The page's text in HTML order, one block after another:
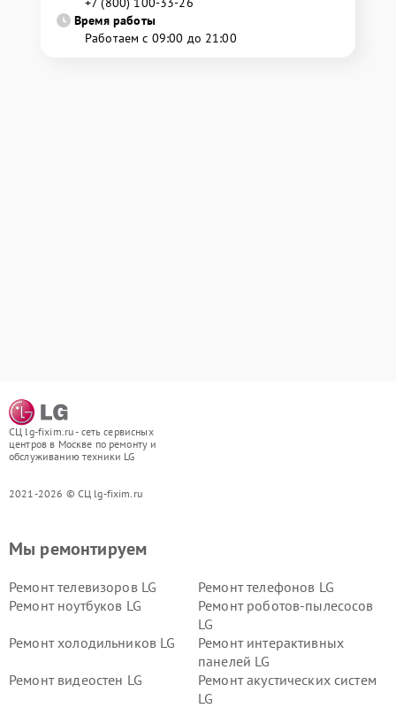
Время работы
Работаем с 09:00 до 21:00
СЦ lg-fixim.ru - сеть сервисных
центров в Москве по ремонту и
обслуживанию техники LG
2021-2026 © СЦ lg-fixim.ru
Мы ремонтируем
Ремонт телевизоров LG
Ремонт телефонов LG
Ремонт ноутбуков LG
Ремонт роботов-пылесосов
LG
Ремонт холодильников LG
Ремонт интерактивных
панелей LG
Ремонт видеостен LG
Ремонт акустических систем
LG